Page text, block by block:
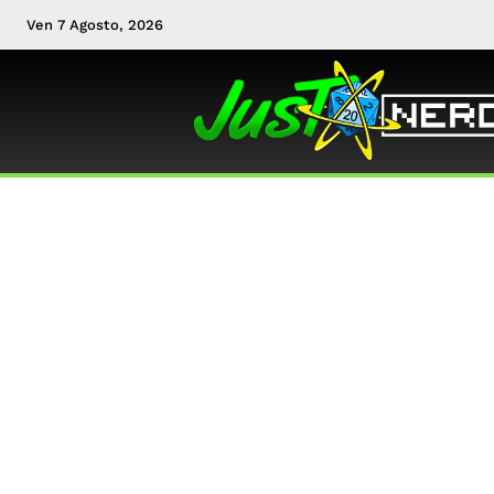
Ven 7 Agosto, 2026